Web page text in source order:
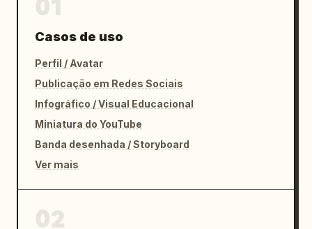
Casos de uso
Perfil / Avatar
Publicação em Redes Sociais
Infográfico / Visual Educacional
Miniatura do YouTube
Banda desenhada / Storyboard
Ver mais